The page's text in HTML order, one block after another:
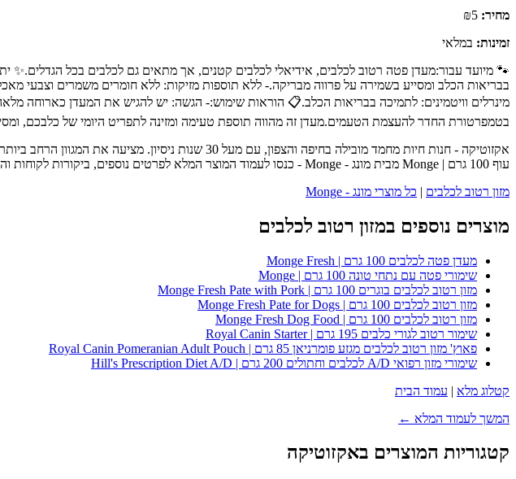
מחיר:
זמינות: במלאי
🐾 מיועד עבור:מעדן פטה רטוב לכלבים, אידיאלי לכלבים קטנים, אך מתאים גם לכלבים בכל הגדלים.✨
בטמפרטורת החדר להעצמת הטעמים.מעדן זה מהווה תוספת טעימה ומזינה לתפריט היומי של כלבכם,
אקזוטיקה - חנות חיות מחמד מובילה בחיפה והצפון, עם
עוף 100 גרם | Monge מבית מונג - Monge - כנסו לעמוד המוצר המלא לפרטים נוספים, ביקורות לקוחות והזמנה.
מזון רטוב לכלבים | כל מוצרי מונג - Monge
מוצרים נוספים במזון רטוב לכלבים
מעדן פטה לכלבים 100 גרם | Monge Fresh
שימורי פטה עם נתחי טונה 100 גרם | Monge
מזון רטוב לכלבים בוגרים 100 גרם | Monge Fresh Pate with Pork
מזון רטוב לכלבים 100 גרם | Monge Fresh Pate for Dogs
מזון רטוב לכלבים 100 גרם | Monge Fresh Dog Food
שימור רטוב לגורי כלבים 195 גרם | Royal Canin Starter
פאוץ' מזון רטוב לכלבים מגזע פומרניאן 85 גרם | Royal Canin Pomeranian Adult Pouch
שימורי מזון רפואי A/D לכלבים וחתולים 200 גרם | Hill's Prescription Diet A/D
קטלוג מלא | עמוד הבית
המשך לעמוד המלא ←
קטגוריות המוצרים באקזוטיקה